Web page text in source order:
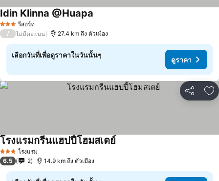
3 ดาว รีสอร์ท
Idin Klinna @Huapa
/ ไม่มีคะแนน 27.4 km ถึง ตัวเมือง
เลือกวันที่เพื่อดูราคาในวันนั้นๆ
ดูราคา
แชร์ เ
3 ดาว โรงแรม
โรงแรมกรีนแฮปปี้โฮมสเตย์
6.5 2 14.9 km ถึง ตัวเมือง